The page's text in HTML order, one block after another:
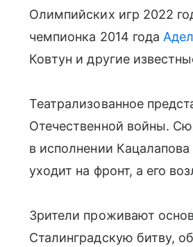
Олимпийских игр 2022
чемпионка 2014 года
Ковтун и другие
Театрализованное
Отечественной войны.
в исполнении
уходит на фронт, а его
Зрители проживают
Сталинградскую битву,